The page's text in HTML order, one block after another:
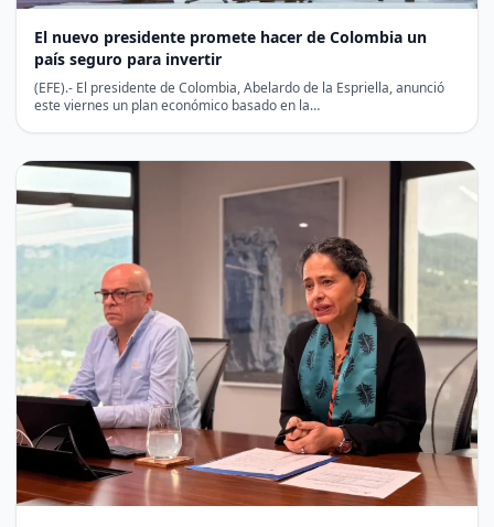
El nuevo presidente promete hacer de Colombia un
país seguro para invertir
(EFE).- El presidente de Colombia, Abelardo de la Espriella, anunció
este viernes un plan económico basado en la…